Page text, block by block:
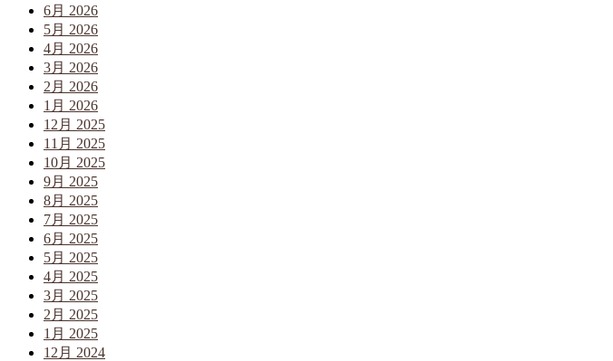
6月 2026
5月 2026
4月 2026
3月 2026
2月 2026
1月 2026
12月 2025
11月 2025
10月 2025
9月 2025
8月 2025
7月 2025
6月 2025
5月 2025
4月 2025
3月 2025
2月 2025
1月 2025
12月 2024